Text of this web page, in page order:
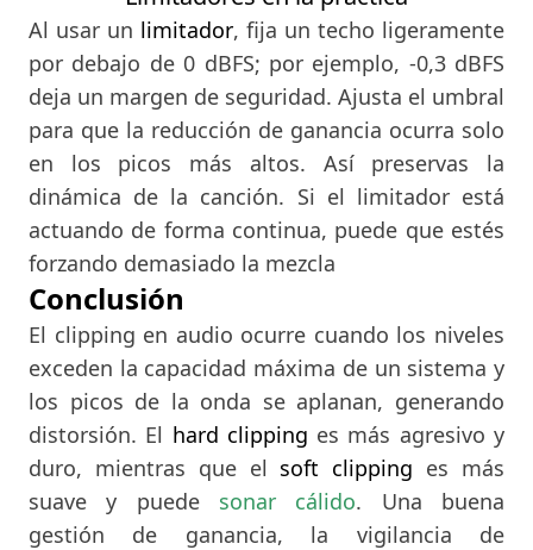
Al usar un limitador, fija un techo ligeramente
por debajo de 0 dBFS; por ejemplo, -0,3 dBFS
deja un margen de seguridad. Ajusta el umbral
para que la reducción de ganancia ocurra solo
en los picos más altos. Así preservas la
dinámica de la canción. Si el limitador está
actuando de forma continua, puede que estés
forzando demasiado la mezcla
Conclusión
El clipping en audio ocurre cuando los niveles
exceden la capacidad máxima de un sistema y
los picos de la onda se aplanan, generando
distorsión. El hard clipping es más agresivo y
duro, mientras que el soft clipping es más
suave y puede sonar cálido. Una buena
gestión de ganancia, la vigilancia de